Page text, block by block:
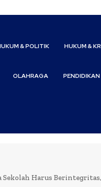
& POLITIK HUKUM &
OLAHRAGA PENDIDIKAN
Sekolah Harus